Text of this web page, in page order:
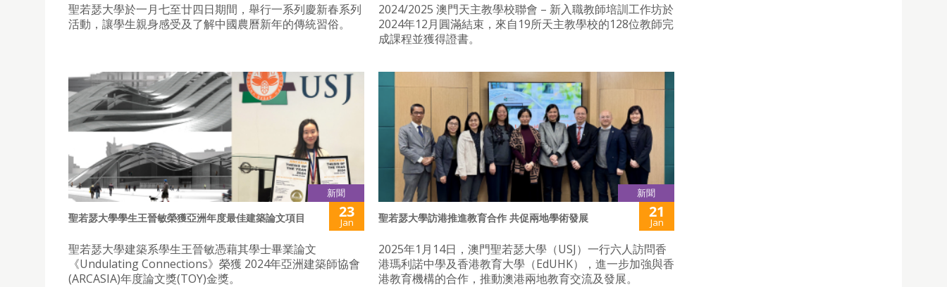
聖若瑟大學於一月七至廿四日期間，舉行一系列慶新春系列
活動，讓學生親身感受及了解中國農曆新年的傳統習俗。
2024/2025 澳門天主教學校聯會 – 新入職教師培訓工作坊於
2024年12月圓滿結束，來自19所天主教學校的128位教師完
成課程並獲得證書。
新聞
聖若瑟大學學生王晉敏榮獲亞洲年度最佳建築論文項目 23
Jan
聖若瑟大學建築系學生王晉敏憑藉其學士畢業論文
《Undulating Connections》榮獲 2024年亞洲建築師協會
(ARCASIA)年度論文獎(TOY)金獎。
新聞
聖若瑟大學訪港推進教育合作 共促兩地學術發展 21
Jan
2025年1月14日，澳門聖若瑟大學（USJ）一行六人訪問香
港瑪利諾中學及香港教育大學（EdUHK），進一步加強與香
港教育機構的合作，推動澳港兩地教育交流及發展。